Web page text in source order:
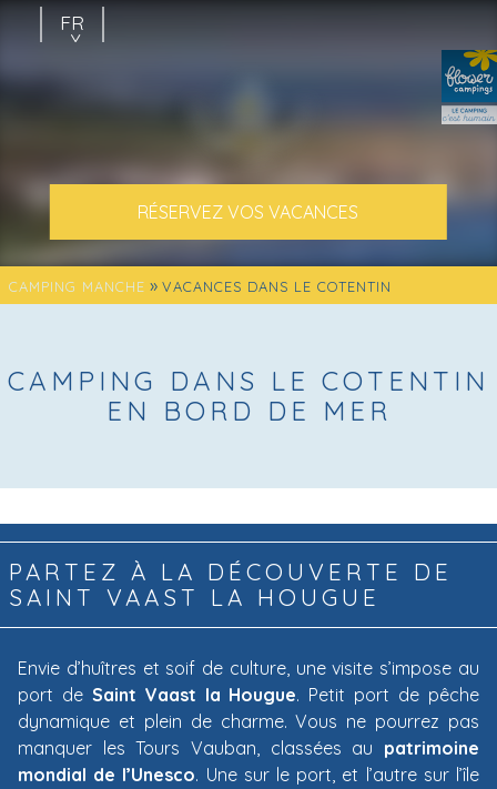
FR
RÉSERVEZ VOS VACANCES
CAMPING MANCHE » VACANCES DANS LE COTENTIN
CAMPING DANS LE COTENTIN
EN BORD DE MER
PARTEZ À LA DÉCOUVERTE DE
SAINT VAAST LA HOUGUE
Envie d’huîtres et soif de culture, une visite s’impose au
port de Saint Vaast la Hougue. Petit port de pêche
dynamique et plein de charme. Vous ne pourrez pas
manquer les Tours Vauban, classées au patrimoine
mondial de l’Unesco. Une sur le port, et l’autre sur l’île